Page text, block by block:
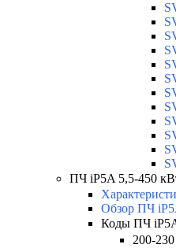
ПЧ iP5A 5,5-450
Обзор ПЧ
Коды ПЧ
200-